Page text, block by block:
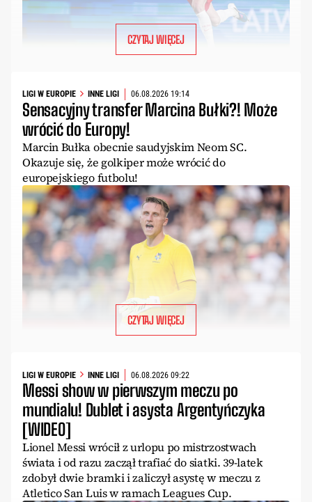
CZYTAJ WIĘCEJ
LIGI W EUROPIE INNE LIGI 06.08.2026 19:14
Sensacyjny transfer Marcina Bułki?! Może
wrócić do Europy!
Marcin Bułka obecnie saudyjskim Neom SC.
Okazuje się, że golkiper może wrócić do
europejskiego futbolu!
CZYTAJ WIĘCEJ
LIGI W EUROPIE INNE LIGI 06.08.2026 09:22
Messi show w pierwszym meczu po
mundialu! Dublet i asysta Argentyńczyka
[WIDEO]
Lionel Messi wrócił z urlopu po mistrzostwach
świata i od razu zaczął trafiać do siatki. 39-latek
zdobył dwie bramki i zaliczył asystę w meczu z
Atletico San Luis w ramach Leagues Cup.